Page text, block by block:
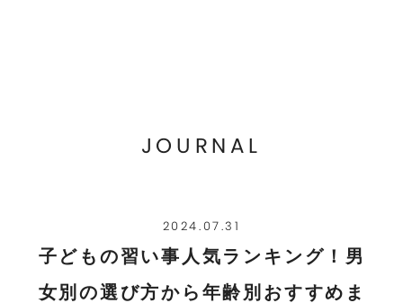
JOURNAL
2024.07.31
子どもの習い事人気ランキング！男
女別の選び方から年齢別おすすめま